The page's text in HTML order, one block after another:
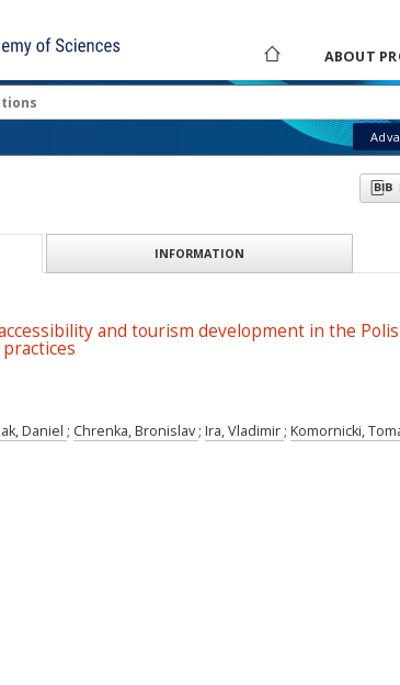
ABOUT
INFORMATION
and tourism development in the
Daniel ; Chrenka, Bronislav; Ira, Vladimir ; Komornicki,